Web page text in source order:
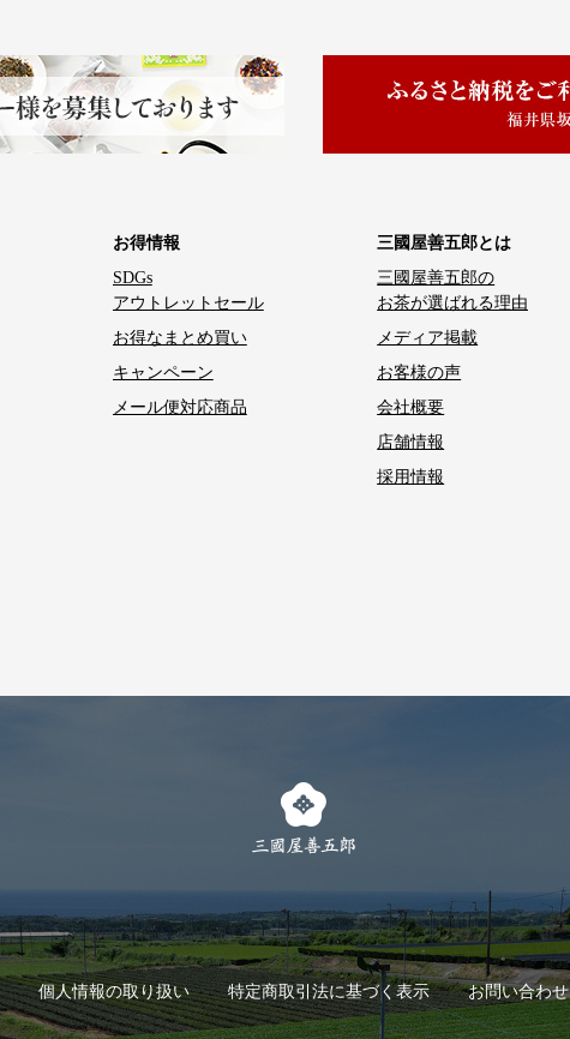
お得情報
SDGs
アウトレットセール
お得なまとめ買い
キャンペーン
メール便対応商品
三國屋善五郎とは
三國屋善五郎の
お茶が選ばれる理由
メディア掲載
お客様の声
会社概要
店舗情報
採用情報
個人情報の取り扱い 特定商取引法に基づく表示 お問い合わせ